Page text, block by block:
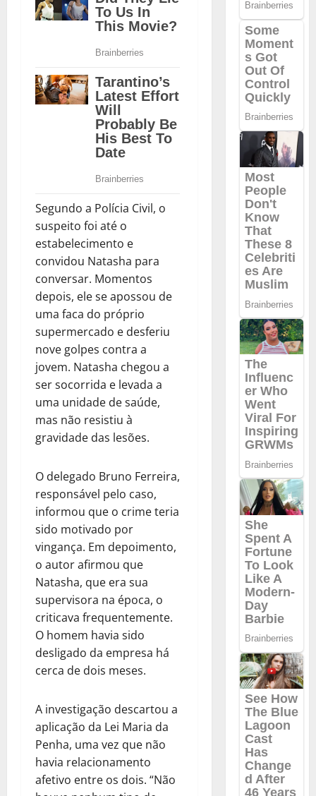
Segundo a Polícia Civil, o
suspeito foi até o
estabelecimento e
convidou Natasha para
conversar. Momentos
depois, ele se apossou de
uma faca do próprio
supermercado e desferiu
nove golpes contra a
jovem. Natasha chegou a
ser socorrida e levada a
uma unidade de saúde,
mas não resistiu à
gravidade das lesões.
O delegado Bruno Ferreira,
responsável pelo caso,
informou que o crime teria
sido motivado por
vingança. Em depoimento,
o autor afirmou que
Natasha, que era sua
supervisora na época, o
criticava frequentemente.
O homem havia sido
desligado da empresa há
cerca de dois meses.
A investigação descartou a
aplicação da Lei Maria da
Penha, uma vez que não
havia relacionamento
afetivo entre os dois. “Não